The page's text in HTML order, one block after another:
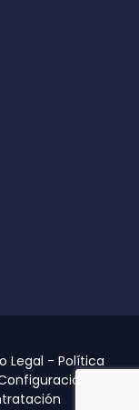
Legal - Política
de